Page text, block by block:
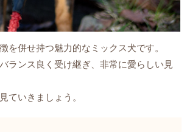
を併せ持つ魅力的なミックス犬です。
ランス良く受け継ぎ、非常に愛らしい見
ていきましょう。